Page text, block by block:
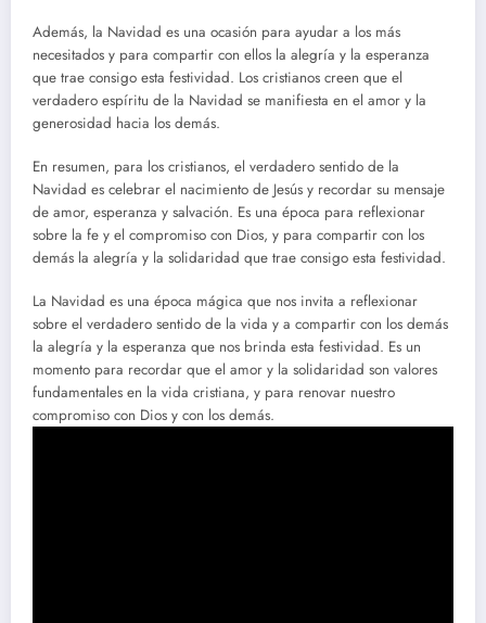
Además, la Navidad es una ocasión para ayudar a los más
necesitados y para compartir con ellos la alegría y la esperanza
que trae consigo esta festividad. Los cristianos creen que el
verdadero espíritu de la Navidad se manifiesta en el amor y la
generosidad hacia los demás.
En resumen, para los cristianos, el verdadero sentido de la
Navidad es celebrar el nacimiento de Jesús y recordar su mensaje
de amor, esperanza y salvación. Es una época para reflexionar
sobre la fe y el compromiso con Dios, y para compartir con los
demás la alegría y la solidaridad que trae consigo esta festividad.
La Navidad es una época mágica que nos invita a reflexionar
sobre el verdadero sentido de la vida y a compartir con los demás
la alegría y la esperanza que nos brinda esta festividad. Es un
momento para recordar que el amor y la solidaridad son valores
fundamentales en la vida cristiana, y para renovar nuestro
compromiso con Dios y con los demás.